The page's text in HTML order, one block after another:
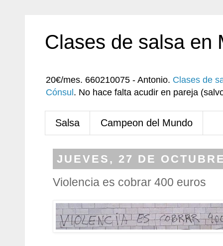
Clases de salsa en
20€/mes. 660210075 - Antonio. Clases de
Cónsul . No hace falta acudir en pareja
Salsa Campeon del Mundo
JUEVES, 27 DE
Violencia es cobrar 400 euros